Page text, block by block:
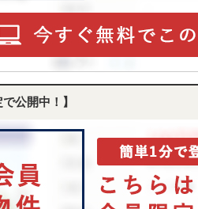
公開中！】